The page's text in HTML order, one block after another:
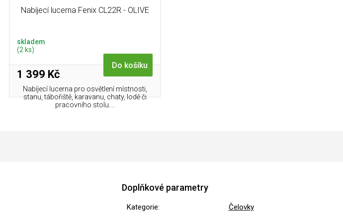
Nabíjecí lucerna Fenix CL22R - OLIVE
skladem
(2 ks)
1 399 Kč
Do košíku
Nabíjecí lucerna pro osvětlení místnosti,
stanu, tábořiště, karavanu, chaty, lodě či
pracovního stolu....
Doplňkové parametry
Kategorie: Čelovky